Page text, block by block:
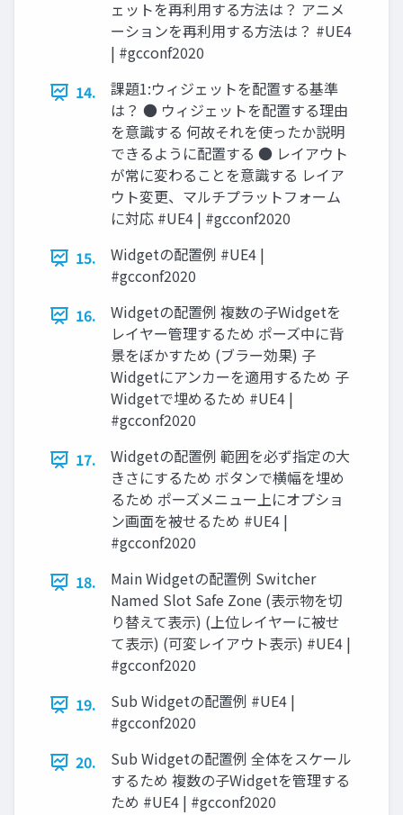
ェットを再利用する方法は？ アニメ
ーションを再利用する方法は？ #UE4
| #gcconf2020
14.
課題1:ウィジェットを配置する基準
は？ ● ウィジェットを配置する理由
を意識する 何故それを使ったか説明
できるように配置する ● レイアウト
が常に変わることを意識する レイア
ウト変更、マルチプラットフォーム
に対応 #UE4 | #gcconf2020
15.
Widgetの配置例 #UE4 |
#gcconf2020
16.
Widgetの配置例 複数の子Widgetを
レイヤー管理するため ポーズ中に背
景をぼかすため (ブラー効果) 子
Widgetにアンカーを適用するため 子
Widgetで埋めるため #UE4 |
#gcconf2020
17.
Widgetの配置例 範囲を必ず指定の大
きさにするため ボタンで横幅を埋め
るため ポーズメニュー上にオプショ
ン画面を被せるため #UE4 |
#gcconf2020
18.
Main Widgetの配置例 Switcher
Named Slot Safe Zone (表示物を切
り替えて表示) (上位レイヤーに被せ
て表示) (可変レイアウト表示) #UE4 |
#gcconf2020
19.
Sub Widgetの配置例 #UE4 |
#gcconf2020
20.
Sub Widgetの配置例 全体をスケール
するため 複数の子Widgetを管理する
ため #UE4 | #gcconf2020